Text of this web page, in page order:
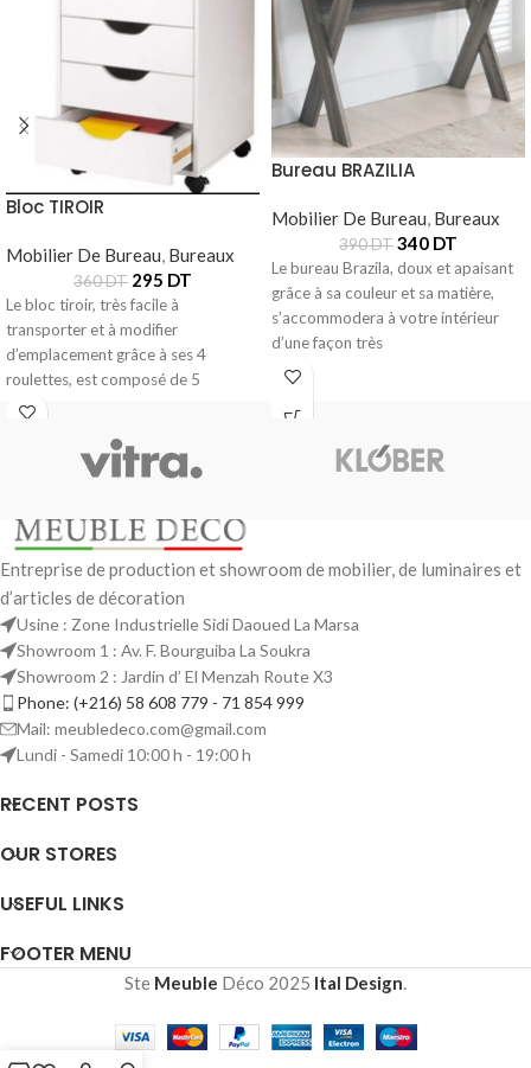
Bloc TIROIR
Mobilier De Bureau, Bureaux
360DT 295 DT
Le bloc tiroir, très facile à
transporter et à modifier
d’emplacement grâce à ses 4
roulettes, est composé de 5
Bureau BRAZILIA
Mobilier De Bureau, Bureaux
390DT340 DT
Le bureau Brazila, doux et apaisant
grâce à sa couleur et sa matière,
s’accommodera à votre intérieur
d’une façon très
Entreprise de production et showroom de mobilier, de luminaires et
d’articles de décoration
Usine : Zone Industrielle Sidi Daoued La Marsa
Showroom 1 : Av. F. Bourguiba La Soukra
Showroom 2 : Jardin d’ El Menzah Route X3
Phone: (+216) 58 608 779 - 71 854 999
Mail: meubledeco.com@gmail.com
Lundi - Samedi 10:00 h - 19:00 h
RECENT POSTS
OUR STORES
USEFUL LINKS
FOOTER MENU
Ste Meuble Déco 2025 Ital Design.